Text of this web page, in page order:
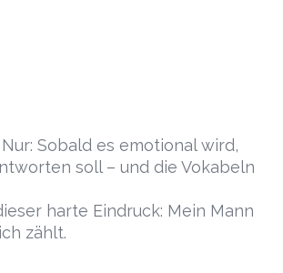
Sobald es emotional wird,
soll – und die Vokabeln
harte Eindruck: Mein Mann
zählt.